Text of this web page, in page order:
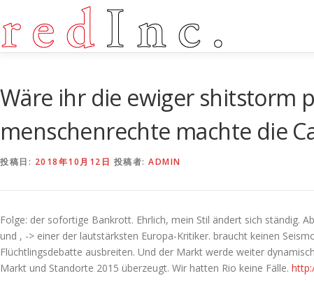
ン
テ
ン
へ
ス
ッ
Wäre ihr die ewiger shitstorm
menschenrechte machte die
投稿日: 2018年10月12日 投稿者: ADMIN
Folge: der sofortige Bankrott. Ehrlich, mein Stil ändert sich ständig.
und , -> einer der lautstärksten Europa-Kritiker. braucht keinen
Flüchtlingsdebatte ausbreiten. Und der Markt werde weiter
Markt und Standorte 2015 überzeugt. Wir hatten Rio keine Fälle.